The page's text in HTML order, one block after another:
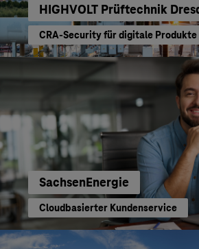
HIGHVOLT Prüftechnik
CRA-Security für digitale Produkte
SachsenEnergie
Cloudbasierter Kundenservice